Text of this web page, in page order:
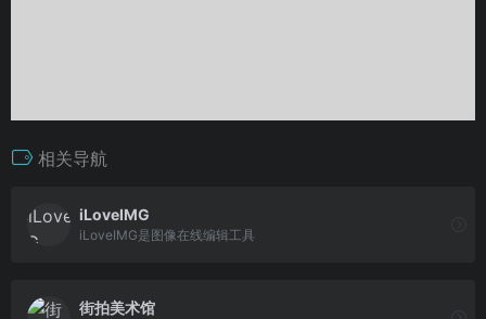
相关导航
iLoveIMG
iLoveIMG是图像在线编辑工具
街拍美术馆